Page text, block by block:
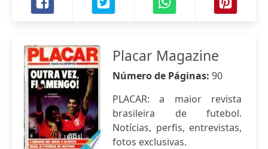
Placar Magazine
Número de Páginas: 90
PLACAR: a maior revista
brasileira de futebol.
Notícias, perfis, entrevistas,
fotos exclusivas.